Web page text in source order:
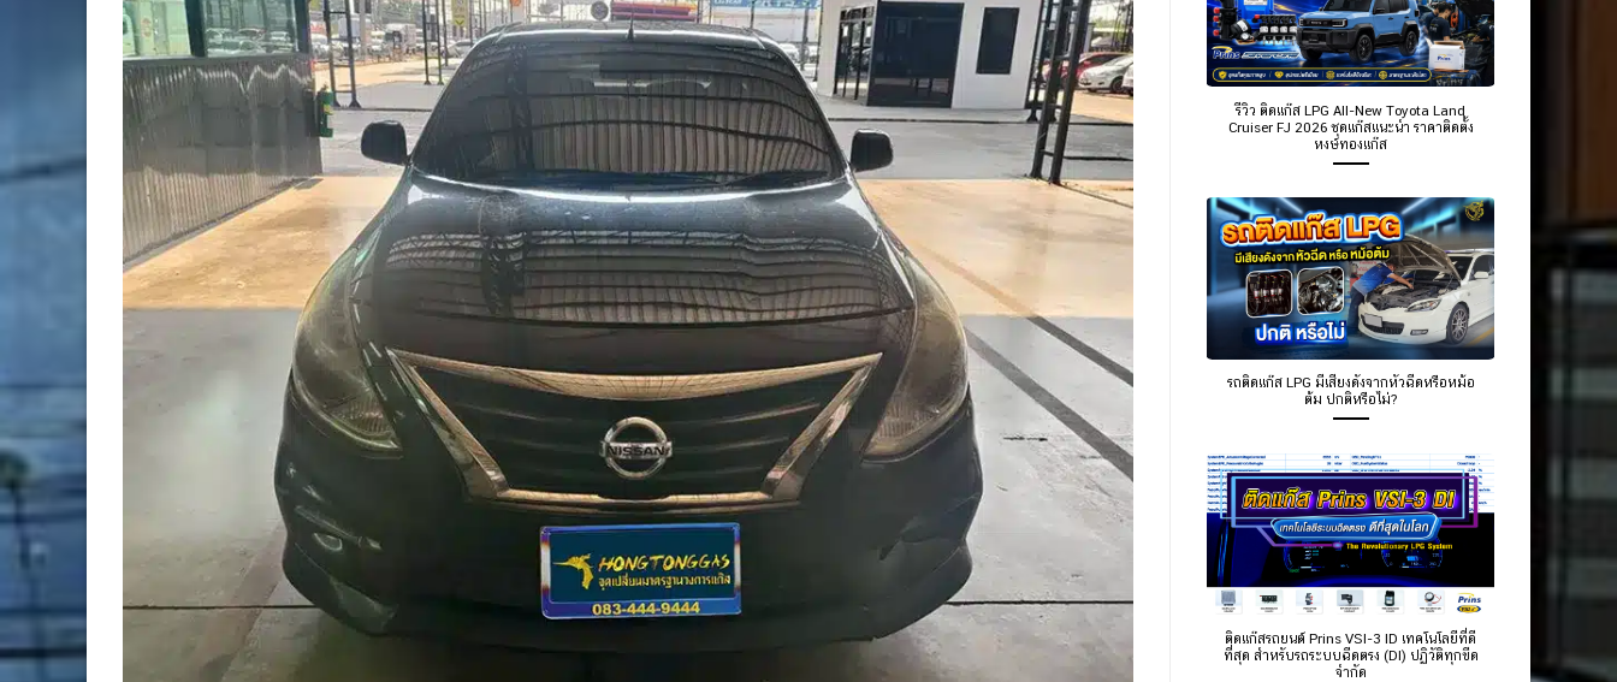
รีวิว ติดแก๊ส LPG All-New Toyota Land
Cruiser FJ 2026 ชุดแก๊สแนะนำ ราคาติดตั้ง
หงษ์ทองแก๊ส
รถติดแก๊ส LPG มีเสียงดังจากหัวฉีดหรือหม้อ
ต้ม ปกติหรือไม่?
ติดแก๊สรถยนต์ Prins VSI-3 ID เทคโนโลยีที่ดี
ที่สุด สำหรับรถระบบฉีดตรง (DI) ปฏิวัติทุกขีด
จำกัด